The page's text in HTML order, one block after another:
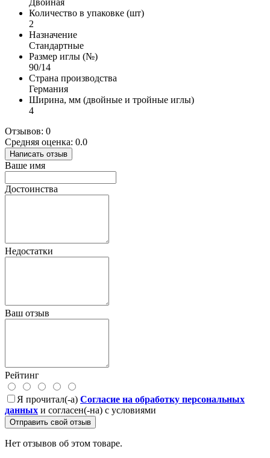
Двойная
Количество в упаковке (шт)
2
Назначение
Стандартные
Размер иглы (№)
90/14
Страна производства
Германия
Ширина, мм (двойные и тройные иглы)
4
Отзывов: 0
Средняя оценка: 0.0
Написать отзыв
Ваше имя
Достоинства
Недостатки
Ваш отзыв
Рейтинг
Я прочитал(-а) Согласие на обработку персональных
данных и согласен(-на) с условиями
Отправить свой отзыв
Нет отзывов об этом товаре.